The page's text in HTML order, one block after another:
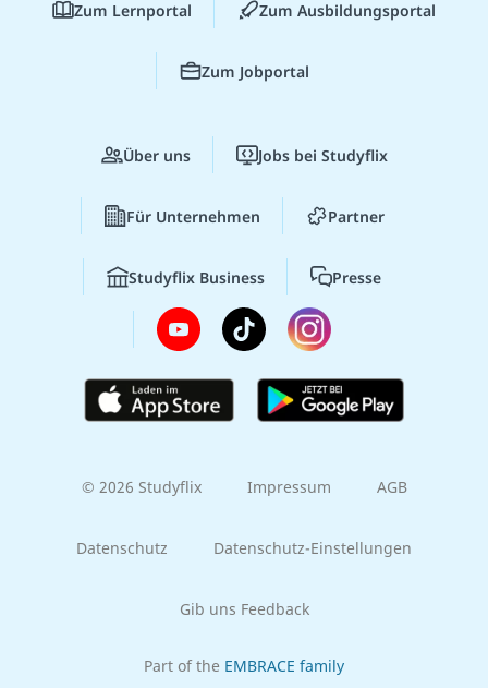
Zum Lernportal Zum Ausbildungsportal
Zum Jobportal
Über uns Jobs bei Studyflix
Für Unternehmen Partner
Studyflix Business Presse
© 2026 Studyflix Impressum AGB
Datenschutz Datenschutz-Einstellungen
Gib uns Feedback
Part of the EMBRACE family